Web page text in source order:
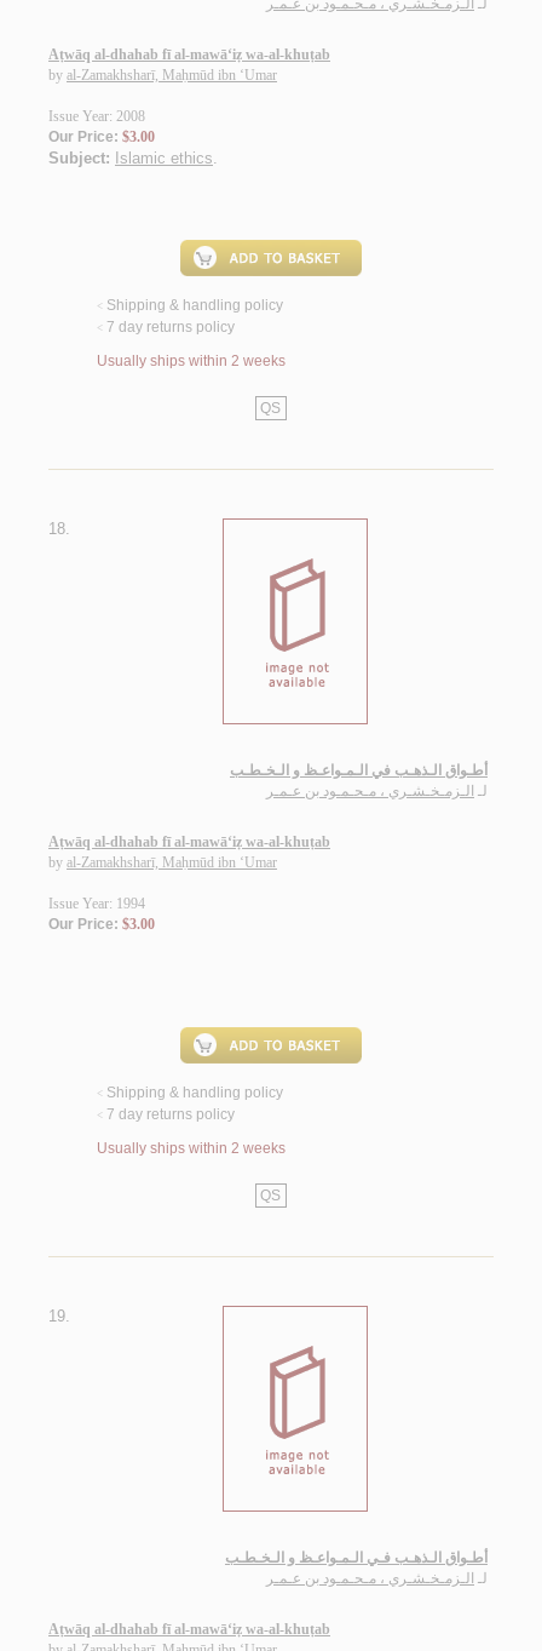
لـ الـزمـخـشـري ، مـحـمـود بن عـمـر
Aṭwāq al-dhahab fī al-mawā‘iẓ wa-al-khuṭab
by al-Zamakhsharī, Maḥmūd ibn ‘Umar
Issue Year: 2008
Our Price: $3.00
Subject: Islamic ethics.
< Shipping & handling policy
< 7 day returns policy
Usually ships within 2 weeks
QS
18.
أطـواق الـذهـب في الـمـواعـظ و الـخـطـب
لـ الـزمـخـشـري ، مـحـمـود بن عـمـر
Aṭwāq al-dhahab fī al-mawā‘iẓ wa-al-khuṭab
by al-Zamakhsharī, Maḥmūd ibn ‘Umar
Issue Year: 1994
Our Price: $3.00
< Shipping & handling policy
< 7 day returns policy
Usually ships within 2 weeks
QS
19.
أطـواق الـذهـب فـي الـمـواعـظ و الـخـطـب
لـ الـزمـخـشـري ، مـحـمـود بن عـمـر
Aṭwāq al-dhahab fī al-mawā‘iẓ wa-al-khuṭab